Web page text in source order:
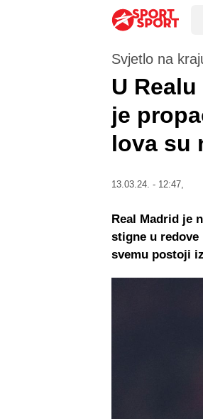
Svjetlo na
U
je
lova su
13.03.24. - 12:47,
Real Madrid je
stigne u
svemu postoji